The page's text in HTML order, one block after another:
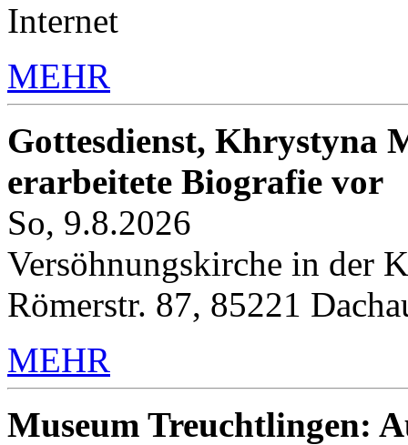
Internet
MEHR
Gottesdienst, Khrystyna
erarbeitete Biografie vor
So, 9.8.2026
Versöhnungskirche in der
Römerstr. 87, 85221
MEHR
Museum Treuchtlingen: